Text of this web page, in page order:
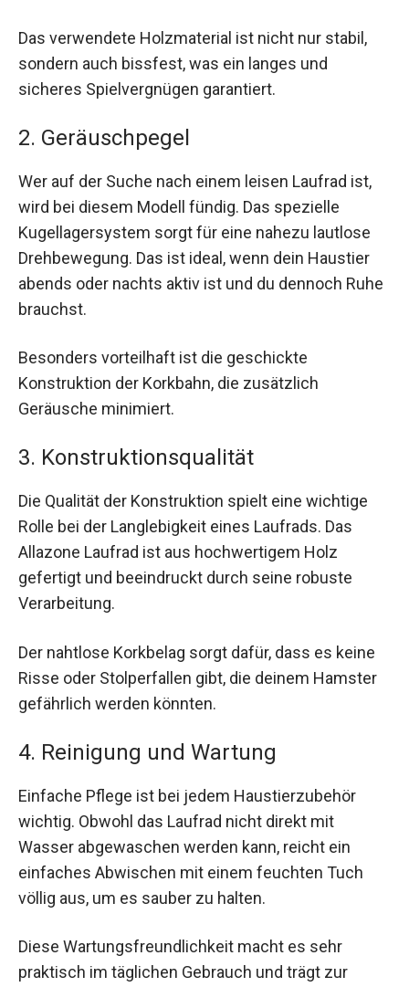
Das verwendete Holzmaterial ist nicht nur stabil,
sondern auch bissfest, was ein langes und
sicheres Spielvergnügen garantiert.
2. Geräuschpegel
Wer auf der Suche nach einem leisen Laufrad ist,
wird bei diesem Modell fündig. Das spezielle
Kugellagersystem sorgt für eine nahezu lautlose
Drehbewegung. Das ist ideal, wenn dein Haustier
abends oder nachts aktiv ist und du dennoch Ruhe
brauchst.
Besonders vorteilhaft ist die geschickte
Konstruktion der Korkbahn, die zusätzlich
Geräusche minimiert.
3. Konstruktionsqualität
Die Qualität der Konstruktion spielt eine wichtige
Rolle bei der Langlebigkeit eines Laufrads. Das
Allazone Laufrad ist aus hochwertigem Holz
gefertigt und beeindruckt durch seine robuste
Verarbeitung.
Der nahtlose Korkbelag sorgt dafür, dass es keine
Risse oder Stolperfallen gibt, die deinem Hamster
gefährlich werden könnten.
4. Reinigung und Wartung
Einfache Pflege ist bei jedem Haustierzubehör
wichtig. Obwohl das Laufrad nicht direkt mit
Wasser abgewaschen werden kann, reicht ein
einfaches Abwischen mit einem feuchten Tuch
völlig aus, um es sauber zu halten.
Diese Wartungsfreundlichkeit macht es sehr
praktisch im täglichen Gebrauch und trägt zur